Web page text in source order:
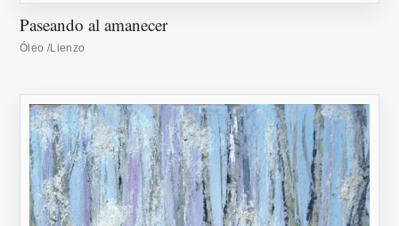
Paseando al amanecer
Óleo /Lienzo